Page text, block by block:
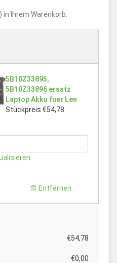
Ihrem Warenkorb.
5B10Z33895,
5B10Z33896 ersatz
Laptop Akku fuer Len
Stückpreis €54,78
Entfernen
€54,78
€0,00